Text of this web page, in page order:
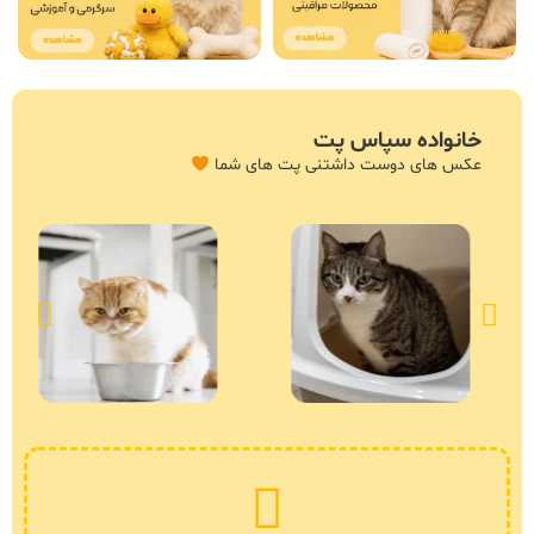
خانواده سپاس پت
عکس های دوست داشتنی پت های شما